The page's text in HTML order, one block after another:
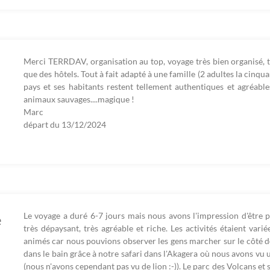
Merci TERRDAV, organisation au top, voyage très bien
que des hôtels. Tout à fait adapté à une famille (2 adultes la
pays et ses habitants restent tellement authentiques et
animaux sauvages....magique !
Marc
départ du 13/12/2024
Le voyage a duré 6-7 jours mais nous avons l'impression d'être
très dépaysant, très agréable et riche. Les activités étaient
animés car nous pouvions observer les gens marcher sur le côté
dans le bain grâce à notre safari dans l'Akagera où nous avons
(nous n'avons cependant pas vu de lion :-)). Le parc des Volcans